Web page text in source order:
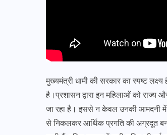
मुख्यमंत्री धामी की सरकार का स्पष्ट
है।प्रशासन द्वारा इन महिलाओं को राज्य
जा रहा है। इससे न केवल उनकी आमदनी में
से निकलकर आर्थिक प्रगति की अग्रदूत